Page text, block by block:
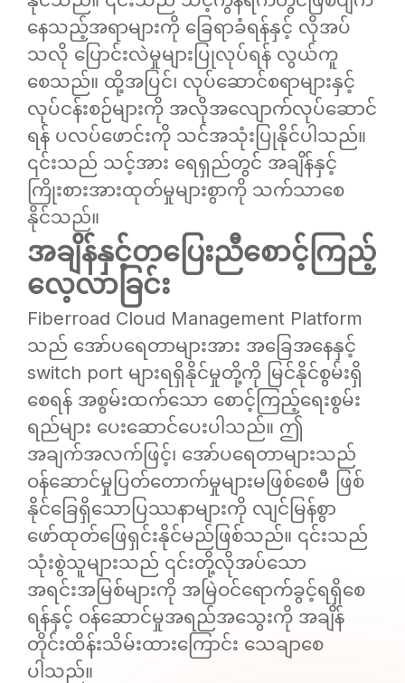
နေသည့်အရာများကို ခြေရာခံရန်နှင့် လိုအပ်
သလို ပြောင်းလဲမှုများပြုလုပ်ရန် လွယ်ကူ
စေသည်။ ထို့အပြင်၊ လုပ်ဆောင်စရာများနှင့်
လုပ်ငန်းစဉ်များကို အလိုအလျောက်လုပ်ဆောင်
ရန် ပလပ်ဖောင်းကို သင်အသုံးပြုနိုင်ပါသည်။
၎င်းသည် သင့်အား ရေရှည်တွင် အချိန်နှင့်
ကြိုးစားအားထုတ်မှုများစွာကို သက်သာစေ
နိုင်သည်။
အချိန်နှင့်တပြေးညီစောင့်ကြည့်
လေ့လာခြင်း
Fiberroad Cloud Management Platform
သည် အော်ပရေတာများအား အခြေအနေနှင့်
switch port များရရှိနိုင်မှုတို့ကို မြင်နိုင်စွမ်းရှိ
စေရန် အစွမ်းထက်သော စောင့်ကြည့်ရေးစွမ်း
ရည်များ ပေးဆောင်ပေးပါသည်။ ဤ
အချက်အလက်ဖြင့်၊ အော်ပရေတာများသည်
ဝန်ဆောင်မှုပြတ်တောက်မှုများမဖြစ်စေမီ ဖြစ်
နိုင်ခြေရှိသောပြဿနာများကို လျင်မြန်စွာ
ဖော်ထုတ်ဖြေရှင်းနိုင်မည်ဖြစ်သည်။ ၎င်းသည်
သုံးစွဲသူများသည် ၎င်းတို့လိုအပ်သော
အရင်းအမြစ်များကို အမြဲဝင်ရောက်ခွင့်ရရှိစေ
ရန်နှင့် ဝန်ဆောင်မှုအရည်အသွေးကို အချိန်
တိုင်းထိန်းသိမ်းထားကြောင်း သေချာစေ
ပါသည်။